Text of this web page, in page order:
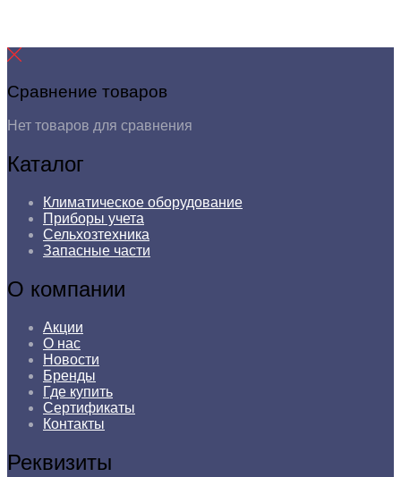
Сравнение товаров
Нет товаров для сравнения
Каталог
Климатическое оборудование
Приборы учета
Сельхозтехника
Запасные части
О компании
Акции
О нас
Новости
Бренды
Где купить
Сертификаты
Контакты
Реквизиты